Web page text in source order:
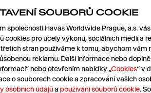
Pojďme spolu
údajů Pressroom
SOUBORŮ COOKIE
společnosti Havas Worldwide Prague, a.s.
cookies pro účely výkonu, sociálních médií a
stran používáme k tomu, abychom vám
reklamu. Další informace nebo
nebo otevřením nabídky „Cookies“ v
o souborech cookie a zpracování vašich
osobních údajůa používání souborů cookie.